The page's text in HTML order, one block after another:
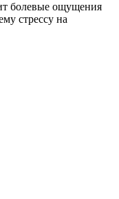
болевые ощущения
стрессу на